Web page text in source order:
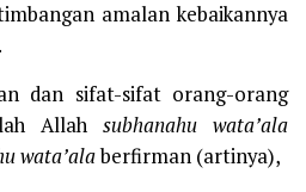
amalan kebaikannya
dan sifat-sifat orang-orang
Allah subhanahu wata’ala
wata’alaberfirman (artinya),